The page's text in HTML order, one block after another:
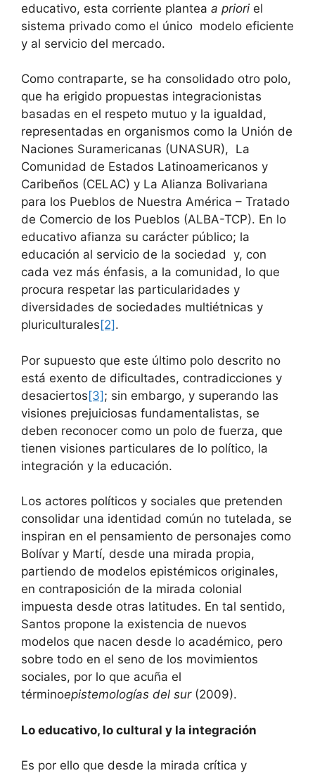
educativo, esta corriente plantea a priori el
sistema privado como el único modelo eficiente
y al servicio del mercado.
Como contraparte, se ha consolidado otro polo,
que ha erigido propuestas integracionistas
basadas en el respeto mutuo y la igualdad,
representadas en organismos como la Unión de
Naciones Suramericanas (UNASUR), La
Comunidad de Estados Latinoamericanos y
Caribeños (CELAC) y La Alianza Bolivariana
para los Pueblos de Nuestra América – Tratado
de Comercio de los Pueblos (ALBA-TCP). En lo
educativo afianza su carácter público; la
educación al servicio de la sociedad y, con
cada vez más énfasis, a la comunidad, lo que
procura respetar las particularidades y
diversidades de sociedades multiétnicas y
pluriculturales [2] .
Por supuesto que este último polo descrito no
está exento de dificultades, contradicciones y
desaciertos[3]; sin embargo, y superando las
visiones prejuiciosas fundamentalistas, se
deben reconocer como un polo de fuerza, que
tienen visiones particulares de lo político, la
integración y la educación.
Los actores políticos y sociales que pretenden
consolidar una identidad común no tutelada, se
inspiran en el pensamiento de personajes como
Bolívar y Martí, desde una mirada propia,
partiendo de modelos epistémicos originales,
en contraposición de la mirada colonial
impuesta desde otras latitudes. En tal sentido,
Santos propone la existencia de nuevos
modelos que nacen desde lo académico, pero
sobre todo en el seno de los movimientos
sociales, por lo que acuña el
términoepistemologías del sur(2009).
Lo educativo, lo cultural y la integración
Es por ello que desde la mirada crítica y